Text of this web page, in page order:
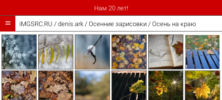
Нам 20 лет!
 iMGSRC.RU / denis.ark/ Осенние зарисовки / Осень на краю